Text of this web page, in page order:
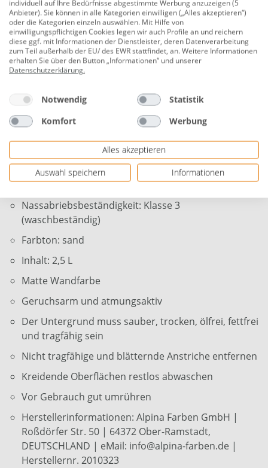
Wohlfühlatmosphäre. PRIMASTER FarbAmbiente
Innenfarbe ist tropfgehemmt, atmungsaktiv und leicht
zu verarbeiten und eignet sich somit perfekt für Neu-
und Renovierungsanstriche, z.B. auf glatten Wänden
(Mauerwerk, Verputz), Raufaser- oder Strukturtapeten,
grundierten Gipskarton- und Deckenplatten sowie
Für innen
Gute Deckkraft und frei von Konservierungs- und
Lösemitteln
Nassabriebsbeständigkeit: Klasse 3
(waschbeständig)
Farbton: sand
Inhalt: 2,5 L
Matte Wandfarbe
Geruchsarm und atmungsaktiv
Der Untergrund muss sauber, trocken, ölfrei, fettfrei
und tragfähig sein
Nicht tragfähige und blätternde Anstriche entfernen
Kreidende Oberflächen restlos abwaschen
Vor Gebrauch gut umrühren
Herstellerinformationen: Alpina Farben GmbH |
Roßdörfer Str. 50 | 64372 Ober-Ramstadt,
DEUTSCHLAND | eMail: info@alpina-farben.de |
Herstellernr. 2010323
individuell auf Ihre Bedürfnisse abgestimmte Werbung anzuzeigen (5
Anbieter). Sie können in alle Kategorien einwilligen („Alles akzeptieren“)
oder die Kategorien einzeln auswählen. Mit Hilfe von
einwilligungspflichtigen Cookies legen wir auch Profile an und reichern
diese ggf. mit Informationen der Dienstleister, deren Datenverarbeitung
zum Teil außerhalb der EU/ des EWR stattfindet, an. Weitere Informationen
erhalten Sie über den Button „Informationen“ und unserer
Datenschutzerklärung.
Notwendig
Statistik
Komfort
Werbung
Alles akzeptieren
Auswahl speichern
Informationen